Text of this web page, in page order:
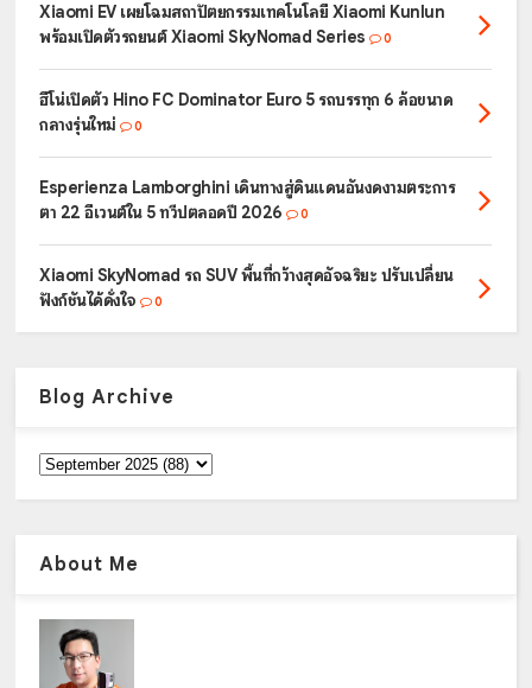
Xiaomi EV เผยโฉมสถาปัตยกรรมเทคโนโลยี Xiaomi Kunlun
พร้อมเปิดตัวรถยนต์ Xiaomi SkyNomad Series
0
ฮีโน่เปิดตัว Hino FC Dominator Euro 5 รถบรรทุก 6 ล้อขนาด
กลางรุ่นใหม่
0
Esperienza Lamborghini เดินทางสู่ดินแดนอันงดงามตระการ
ตา 22 อีเวนต์ใน 5 ทวีปตลอดปี 2026
0
Xiaomi SkyNomad รถ SUV พื้นที่กว้างสุดอัจฉริยะ ปรับเปลี่ยน
ฟังก์ชันได้ดั่งใจ
0
Blog Archive
About Me